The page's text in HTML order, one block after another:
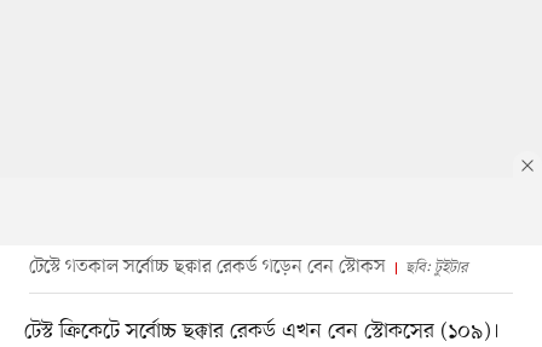
টেস্টে গতকাল সর্বোচ্চ ছক্বার রেকর্ড গড়েন বেন স্টোকস ছবি: টুইটার
টেস্ট ক্রিকেটে সর্বোচ্চ ছক্কার রেকর্ড এখন বেন স্টোকসের (১০৯)।